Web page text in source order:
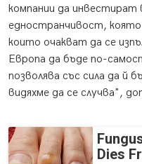
компании да инвестират
едностранчивост,
които очакват да се
Европа да бъде по-
позволява със сила да й
видяхме да се случва",
Dies